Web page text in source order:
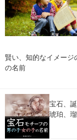
賢い、知的なイメージ
の名前
宝石、
琥珀、瑠